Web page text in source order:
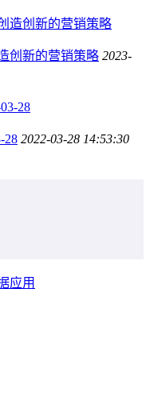
创新的营销策略 2023-
28 2022-03-28 14:53:30
应用